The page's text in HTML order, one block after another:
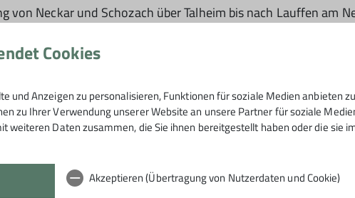
von Neckar und Schozach über Talheim bis nach Lauffen am
Hefeweizenbeim Abschluss in der Kletterarena.
Kilometer sammeln:
zum Stadtradeln 2025 an!
Hike & Bike
Cookies
und Anzeigen zu personalisieren, Funktionen für soziale Medien anbieten
zu Ihrer Verwendung unserer Website an unsere Partner für soziale
weiteren Daten zusammen, die Sie ihnen bereitgestellt haben oder die sie
Akzeptieren (Übertragung von Nutzerdaten und Cookie)